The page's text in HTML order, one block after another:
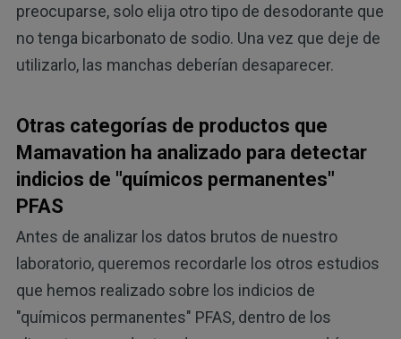
preocuparse, solo elija otro tipo de desodorante que
no tenga bicarbonato de sodio. Una vez que deje de
utilizarlo, las manchas deberían desaparecer.
Otras categorías de productos que
Mamavation ha analizado para detectar
indicios de "químicos permanentes"
PFAS
Antes de analizar los datos brutos de nuestro
laboratorio, queremos recordarle los otros estudios
que hemos realizado sobre los indicios de
"químicos permanentes" PFAS, dentro de los